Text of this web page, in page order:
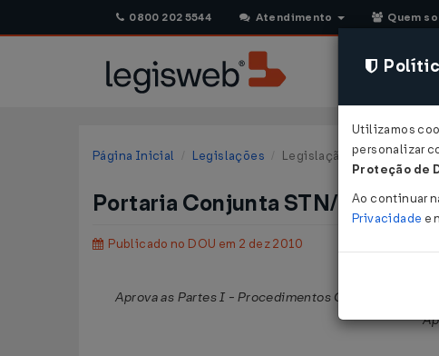
0800 202 5544 Atendimento Quem
Página Inicial Legislações Legislação Federal
Portaria Conjunta STN/SOF nº
Publicado no DOU em 2 dez 2010
Aprova as Partes I - Procedimentos Contábeis
Utilizamos
personalizar
Proteção de
Ao continuar
Privacidade e